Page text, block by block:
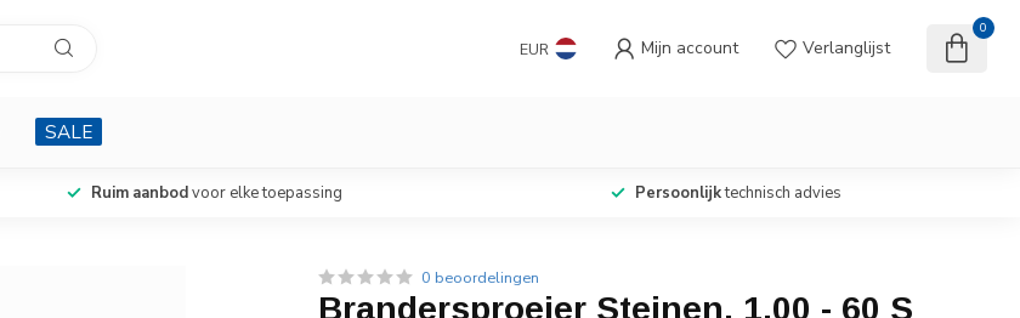
EUR Mijn account Verlanglijst
0
SALE
Ruim aanbodvoor elke toepassing Persoonlijktechnisch advies
0 beoordelingen
Brandersproeier Steinen, 1.00 - 60 S